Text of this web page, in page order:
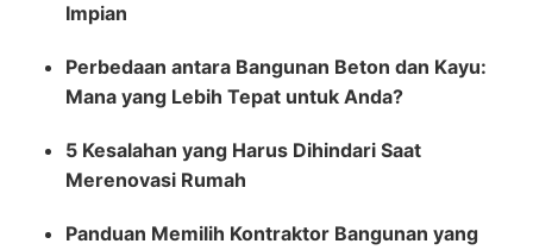
Impian
Perbedaan antara Bangunan Beton dan Kayu:
Mana yang Lebih Tepat untuk Anda?
5 Kesalahan yang Harus Dihindari Saat
Merenovasi Rumah
Panduan Memilih Kontraktor Bangunan yang